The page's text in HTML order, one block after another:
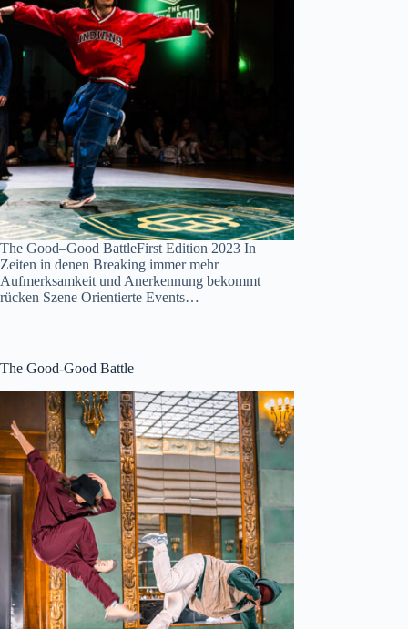
The Good–Good BattleFirst Edition 2023 In
Zeiten in denen Breaking immer mehr
Aufmerksamkeit und Anerkennung bekommt
rücken Szene Orientierte Events…
The Good-Good Battle